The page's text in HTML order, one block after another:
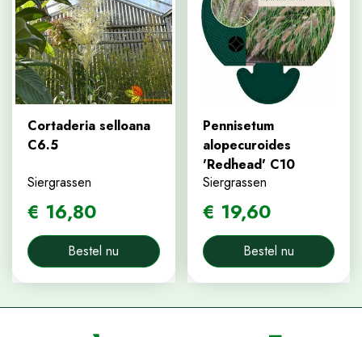
Cortaderia selloana
C6.5
Siergrassen
€ 16,80
Bestel nu
Pennisetum
alopecuroides
'Redhead' C10
Siergrassen
€ 19,60
Bestel nu